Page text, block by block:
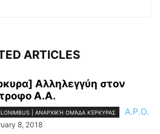
ARTICLES
Αλληλεγγύη στον
Α.Α.
| ΑΝΑΡΧΙΚΉ ΟΜΆΔΑ ΚΈΡΚΥΡΑΣ
A.P.O.
8, 2018